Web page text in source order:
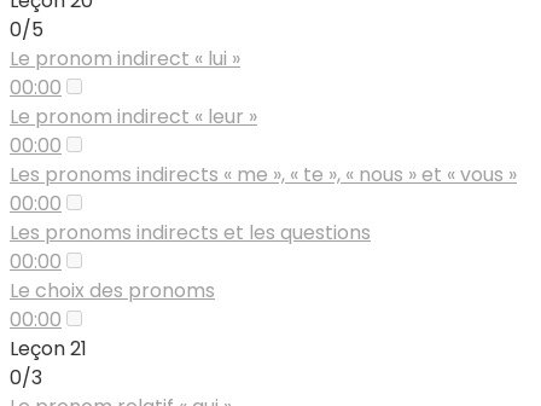
0/5
Le pronom indirect « lui »
00:00
Le pronom indirect « leur »
00:00
Les pronoms indirects « me », « te », « nous » et « vous »
00:00
Les pronoms indirects et les questions
00:00
Le choix des pronoms
00:00
Leçon 21
0/3